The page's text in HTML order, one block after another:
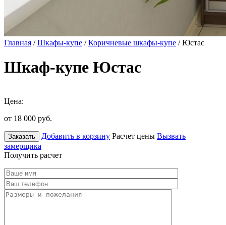
Главная /Шкафы-купе /Коричневые шкафы-купе / Юстас
Шкаф-купе Юстас
Цена:
от 18 000 руб.
Заказать Добавить в корзину Расчет цены Вызвать
замерщика
Получить расчет